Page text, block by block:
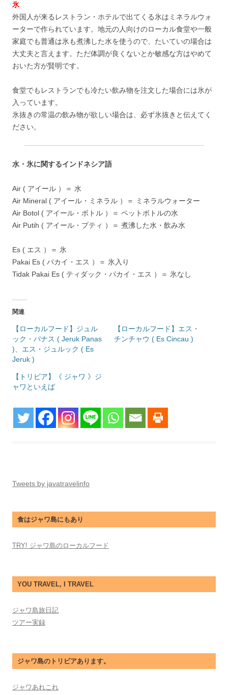
氷
外国人が来るレストラン・ホテルで出てくる氷はミネラルウォ
ーターで作られています。地元の人向けのローカル食堂や一般
家庭でも普通は氷も煮沸した水を使うので、たいていの場合は
大丈夫と言えます。ただ体調が良くないとか敏感な方はやめて
おいた方が賢明です。
食堂でもレストランでも冷たい飲み物を注文した場合には氷が
入っています。
氷抜きの常温の飲み物が欲しい場合は、必ず氷抜きと伝えてく
ださい。
水・氷に関するインドネシア語
Air ( アイール ）＝ 水
Air Mineral ( アイール・ミネラル ）＝ ミネラルウォーター
Air Botol ( アイール・ボトル ）＝ ペットボトルの水
Air Putih ( アイール・プティ ）＝ 煮沸した水・飲み水
Es ( エス ）＝ 氷
Pakai Es ( パカイ・エス ）＝ 氷入り
Tidak Pakai Es ( ティダック・パカイ・エス ）＝ 氷なし
関連
【ローカルフード】ジュル
ック・パナス ( Jeruk Panas
)、エス・ジュルック ( Es
Jeruk )
【ローカルフード】エス・
チンチャウ ( Es Cincau )
【トリビア】《 ジャワ 》ジ
ャワといえば
Tweets by javatravelinfo
食はジャワ島にもあり
TRY! ジャワ島のローカルフード
YOU TRAVEL, I TRAVEL
ジャワ島旅日記
ツアー実録
ジャワ島のトリビアあります。
ジャワあれこれ